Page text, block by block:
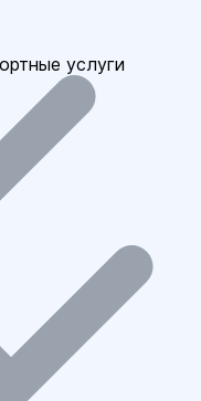
услуги